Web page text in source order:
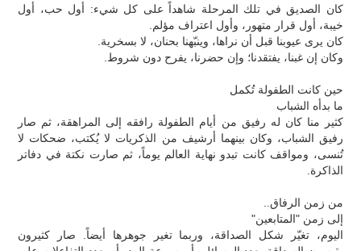
كان الصديق في تلك المرحلة شاهداً على كل شيء: أول حب، أول
خيبة، أول قرار متهور، وأول اعتراف مؤلم.
كان يرى عيوبنا قبل أن نراها، وينبّهنا بحنان، لا بسخرية.
وكان إن غبنا، يفتقدنا؛ وإن حضرنا، يفرح دون شروط.
حين كانت الطفولة تُكمل
ما بدأه الشباب
كثير منا كان له رفيق من أيام الطفولة رافقه إلى المراهقة، ثم صار
رفيق الشباب، وكان بينهما أرشيف من الذكريات لا يُكتب، ضحكات لا
تُنسى، ومواقف كانت تبدو نهاية العالم يوماً، ثم صارت نكتة في دفاتر
الذاكرة.
من زمن الرفاق..
إلى زمن "المتابعين"
اليوم، تغيّر شكل الصداقة، وربما تغير جوهرها أيضاً. صار كثيرون